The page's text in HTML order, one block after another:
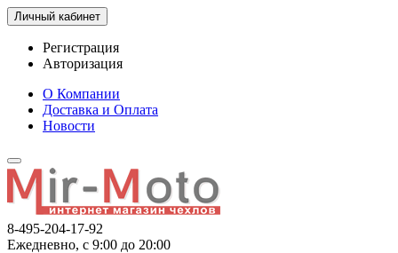
Личный кабинет
Регистрация
Авторизация
О Компании
Доставка и Оплата
Новости
8-495-204-17-92
Ежедневно, с 9:00 до 20:00